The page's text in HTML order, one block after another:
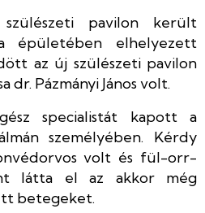
szülészeti pavilon került
épületében elhelyezett
az új szülészeti pavilon
dr. Pázmányi János volt.
specialistát kapott a
személyében. Kérdy
volt és fül-orr-
látta el az akkor még
betegeket.